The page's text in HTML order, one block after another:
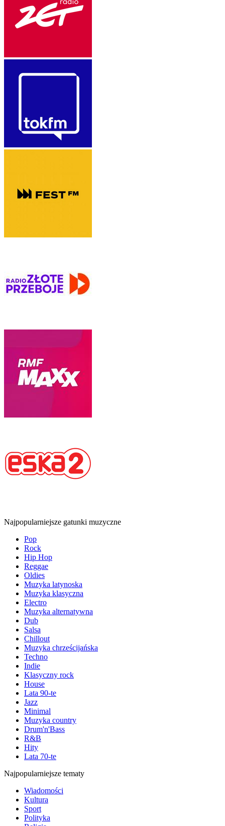
Najpopularniejsze gatunki muzyczne
Pop
Rock
Hip Hop
Reggae
Oldies
Muzyka latynoska
Muzyka klasyczna
Electro
Muzyka alternatywna
Dub
Salsa
Chillout
Muzyka chrześcijańska
Techno
Indie
Klasyczny rock
House
Lata 90-te
Jazz
Minimal
Muzyka country
Drum'n'Bass
R&B
Hity
Lata 70-te
Najpopularniejsze tematy
Wiadomości
Kultura
Sport
Polityka